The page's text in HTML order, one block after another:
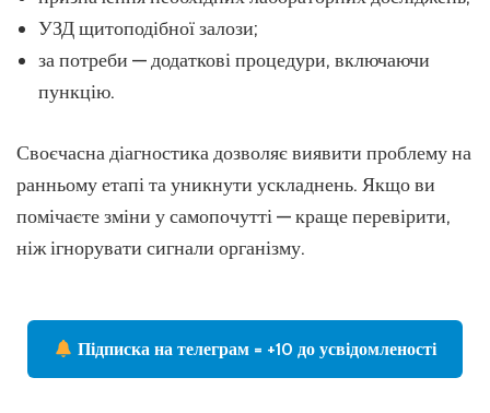
УЗД щитоподібної залози;
за потреби — додаткові процедури, включаючи
пункцію.
Своєчасна діагностика дозволяє виявити проблему на
ранньому етапі та уникнути ускладнень. Якщо ви
помічаєте зміни у самопочутті — краще перевірити,
ніж ігнорувати сигнали організму.
Підписка на телеграм = +10 до усвідомленості